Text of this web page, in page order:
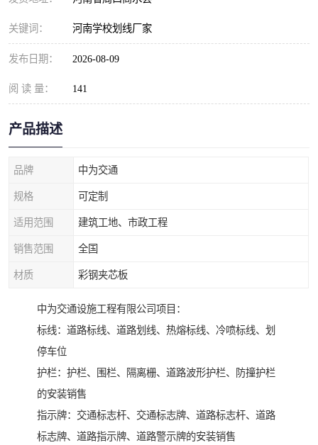
关键词： 河南学校划线厂家
发布日期： 2026-08-09
阅 读 量： 141
产品描述
品牌 中为交通
规格 可定制
适用范围 建筑工地、市政工程
销售范围 全国
材质 彩钢夹芯板
中为交通设施工程有限公司项目：
标线：道路标线、道路划线、热熔标线、冷喷标线、划
停车位
护栏：护栏、围栏、隔离栅、道路波形护栏、防撞护栏
的安装销售
指示牌：交通标志杆、交通标志牌、道路标志杆、道路
标志牌、道路指示牌、道路警示牌的安装销售